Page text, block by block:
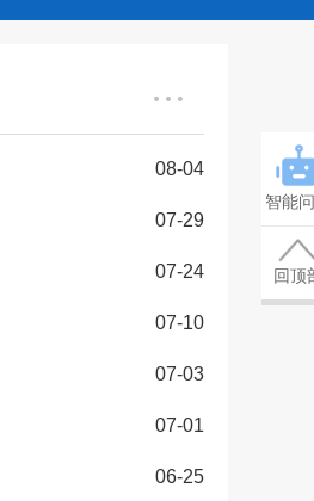
08-04
07-29
07-24
07-10
07-03
07-01
06-25
智能
回顶